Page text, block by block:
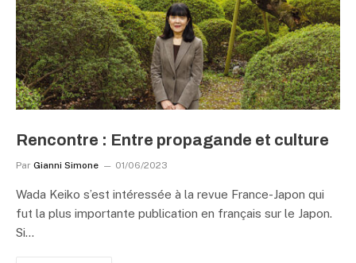
Rencontre : Entre propagande et culture
Par Gianni Simone 01/06/2023
Wada Keiko s’est intéressée à la revue France-Japon qui
fut la plus importante publication en français sur le Japon.
Si…